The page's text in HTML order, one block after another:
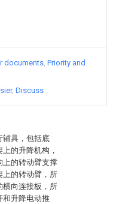
辅具，包括底
的升降机构，
上的转动臂支撑
上的转动臂，所
横向连接板，所
和升降电动推
documents Priority and
Discuss